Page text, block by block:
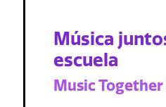
Música
escuela
Music